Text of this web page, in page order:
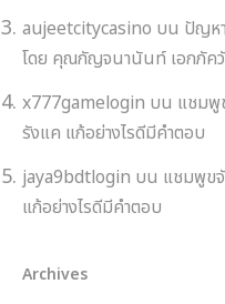
aujeetcitycasino บน ปัญห
โดย คุณกัญจนานันท์ เอกภั
x777gamelogin บน แชมพู
รังแค แก้อย่างไรดีมีคำตอบ
jaya9bdtlogin บน แชมพูข
แก้อย่างไรดีมีคำตอบ
Archives